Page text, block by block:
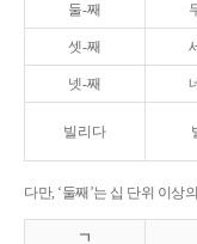
둘-째
셋-째
넷-째
빌리다
다만, ‘둘째’는 십 단위 이상
ㄱ